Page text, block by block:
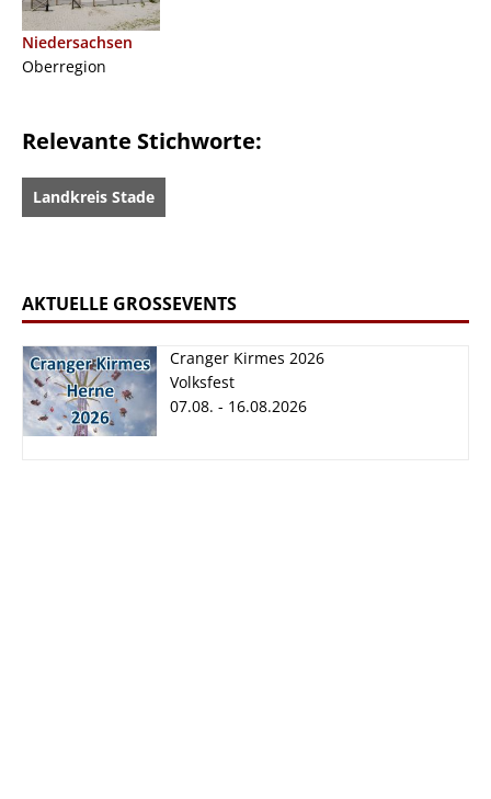
Niedersachsen
Oberregion
Relevante Stichworte:
Landkreis Stade
AKTUELLE GROSSEVENTS
Cranger Kirmes 2026
Volksfest
07.08. - 16.08.2026